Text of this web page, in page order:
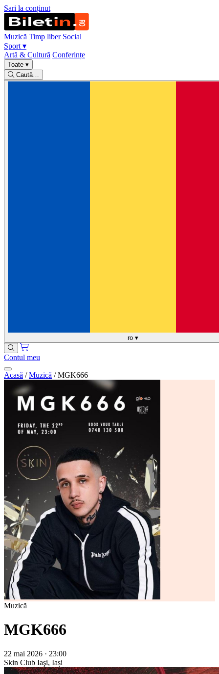
Sari la conținut
Muzică Timp liber Social
Sport ▾
Artă & Cultură Conferințe
Toate ▾
Caută…
ro ▾
Contul meu
Acasă / Muzică / MGK666
Muzică
MGK666
22 mai 2026 · 23:00
Skin Club Iaşi, Iași